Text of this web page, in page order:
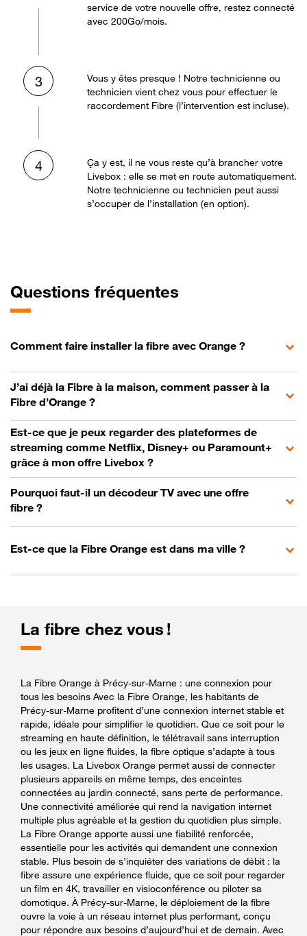
service de votre nouvelle offre, restez connecté
avec 200Go/mois.
3
Vous y êtes presque ! Notre technicienne ou
technicien vient chez vous pour effectuer le
raccordement Fibre (l’intervention est incluse).
4
Ça y est, il ne vous reste qu’à brancher votre
Livebox : elle se met en route automatiquement.
Notre technicienne ou technicien peut aussi
s’occuper de l’installation (en option).
Questions fréquentes
Comment faire installer la fibre avec Orange ?
J’ai déjà la Fibre à la maison, comment passer à la
Fibre d’Orange ?
Est-ce que je peux regarder des plateformes de
streaming comme Netflix, Disney+ ou Paramount+
grâce à mon offre Livebox ?
Pourquoi faut-il un décodeur TV avec une offre
fibre ?
Est-ce que la Fibre Orange est dans ma ville ?
La fibre chez vous !
La Fibre Orange à Précy-sur-Marne : une connexion pour
tous les besoins Avec la Fibre Orange, les habitants de
Précy-sur-Marne profitent d’une connexion internet stable et
rapide, idéale pour simplifier le quotidien. Que ce soit pour le
streaming en haute définition, le télétravail sans interruption
ou les jeux en ligne fluides, la fibre optique s’adapte à tous
les usages. La Livebox Orange permet aussi de connecter
plusieurs appareils en même temps, des enceintes
connectées au jardin connecté, sans perte de performance.
Une connectivité améliorée qui rend la navigation internet
multiple plus agréable et la gestion du quotidien plus simple.
La Fibre Orange apporte aussi une fiabilité renforcée,
essentielle pour les activités qui demandent une connexion
stable. Plus besoin de s’inquiéter des variations de débit : la
fibre assure une expérience fluide, que ce soit pour regarder
un film en 4K, travailler en visioconférence ou piloter sa
domotique. À Précy-sur-Marne, le déploiement de la fibre
ouvre la voie à un réseau internet plus performant, conçu
pour répondre aux besoins d’aujourd’hui et de demain. Avec